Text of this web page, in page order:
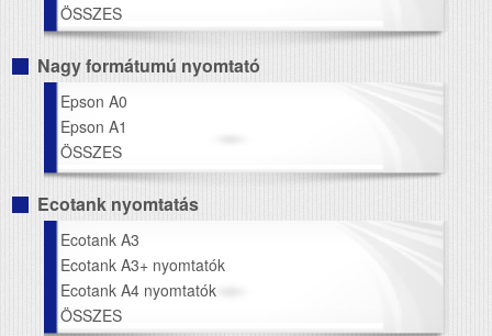
ÖSSZES
Nagy formátumú nyomtató
Epson A0
Epson A1
ÖSSZES
Ecotank nyomtatás
Ecotank A3
Ecotank A3+ nyomtatók
Ecotank A4 nyomtatók
ÖSSZES